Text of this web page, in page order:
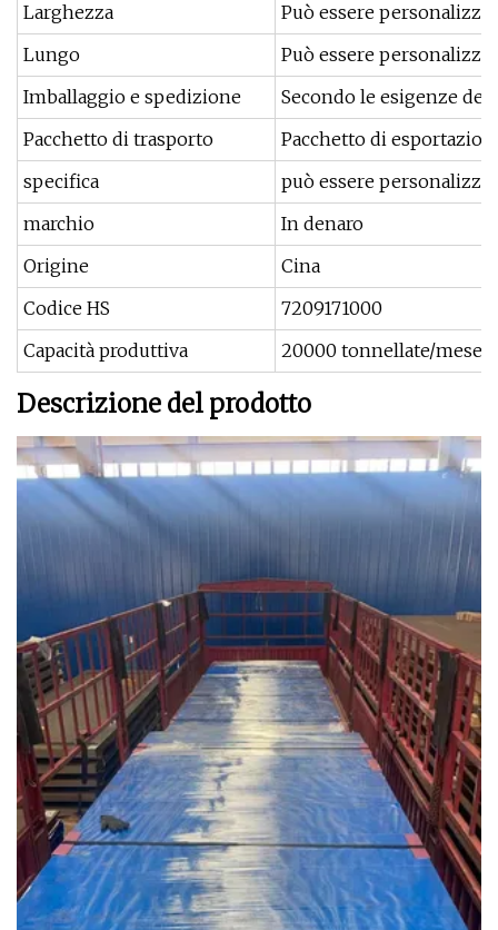
Larghezza
Può essere
Lungo
Può essere
Imballaggio e spedizione
Secondo le esigenze del
Pacchetto di trasporto
Pacchetto di
specifica
può essere
marchio
In denaro
Origine
Cina
Codice HS
7209171000
Capacità produttiva
20000 tonnellate/mese
Descrizione del prodotto